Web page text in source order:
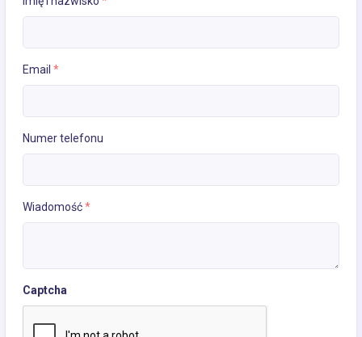
Email *
Numer telefonu
Wiadomość*
Captcha